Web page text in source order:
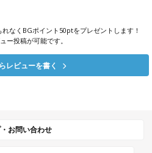
なくBGポイント50ptをプレゼントします！
ー投稿が可能です。
レビューを書く
お問い合わせ